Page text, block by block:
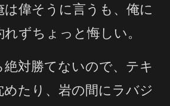
偉そうに言うも、俺に
ずちょっと悔しい。
対勝てないので、テキ
たり、岩の間にラバジ